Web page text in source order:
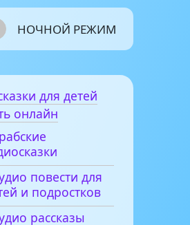
НОЧНОЙ РЕЖИМ
для детей
онлайн
повести для
и подростков
рассказы